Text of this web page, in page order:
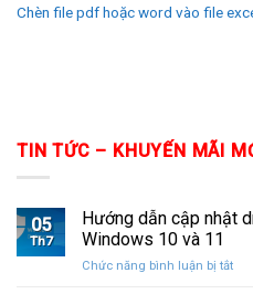
TIN TỨC – KHUYẾN MÃI
05
Th7
Hướng dẫn cập nhật
Windows 10 và 11
Chức năng bình luận bị tắtở
Chèn file pdf hoặc word vào file